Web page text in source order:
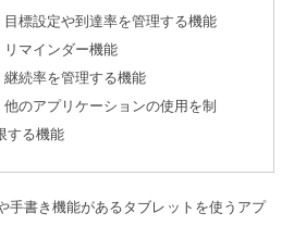
目標設定や到達率を管理する機能
リマインダー機能
継続率を管理する機能
他のアプリケーションの使用を制
する機能
手書き機能があるタブレットを使うアプ